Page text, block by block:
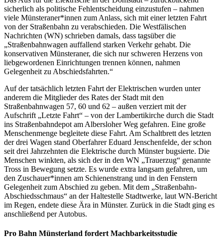
sicherlich als politische Fehlentscheidung einzustufen – nahmen
viele Münsteraner*innen zum Anlass, sich mit einer letzten Fahrt
von der Straßenbahn zu verabschieden. Die Westfälischen
Nachrichten (WN) schrieben damals, dass tagsüber die
„Straßenbahnwagen auffallend starken Verkehr gehabt. Die
konservativen Münsteraner, die sich nur schweren Herzens von
liebgewordenen Einrichtungen trennen können, nahmen
Gelegenheit zu Abschiedsfahrten.“
Auf der tatsächlich letzten Fahrt der Elektrischen wurden unter
anderem die Mitglieder des Rates der Stadt mit den
Straßenbahnwagen 57, 60 und 62 – außen verziert mit der
Aufschrift „Letzte Fahrt“ – von der Lambertikirche durch die Stadt
ins Straßenbahndepot am Albersloher Weg gefahren. Eine große
Menschenmenge begleitete diese Fahrt. Am Schaltbrett des letzten
der drei Wagen stand Oberfahrer Eduard Jenschenfelde, der schon
seit drei Jahrzehnten die Elektrische durch Münster bugsierte. Die
Menschen winkten, als sich der in den WN „Trauerzug“ genannte
Tross in Bewegung setzte. Es wurde extra langsam gefahren, um
den Zuschauer*innen am Schienenstrang und in den Fenstern
Gelegenheit zum Abschied zu geben. Mit dem „Straßenbahn-
Abschiedsschmaus“ an der Haltestelle Stadtwerke, laut WN-Bericht
im Regen, endete diese Ära in Münster. Zurück in die Stadt ging es
anschließend per Autobus.
Pro Bahn Münsterland fordert Machbarkeitsstudie